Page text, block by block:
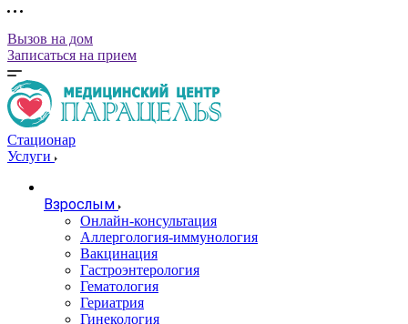
Вызов на дом
Записаться на прием
Стационар
Услуги
Взрослым
Онлайн-консультация
Аллергология-иммунология
Вакцинация
Гастроэнтерология
Гематология
Гериатрия
Гинекология